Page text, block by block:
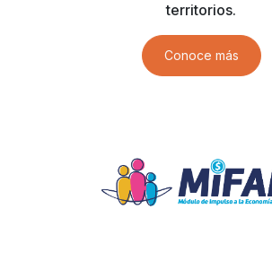
territorios.
Conoce más